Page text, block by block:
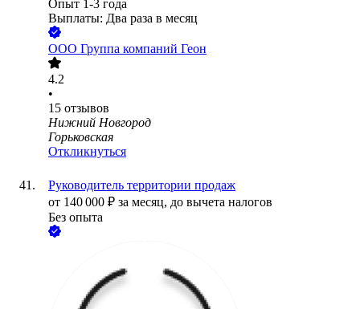
Опыт 1-3 года
Выплаты: Два раза в месяц
ООО Группа компаний Геон
4.2
•
15 отзывов
Нижний Новгород
Горьковская
Откликнуться
Руководитель территории продаж
от 140 000 ₽ за месяц, до вычета налогов
Без опыта